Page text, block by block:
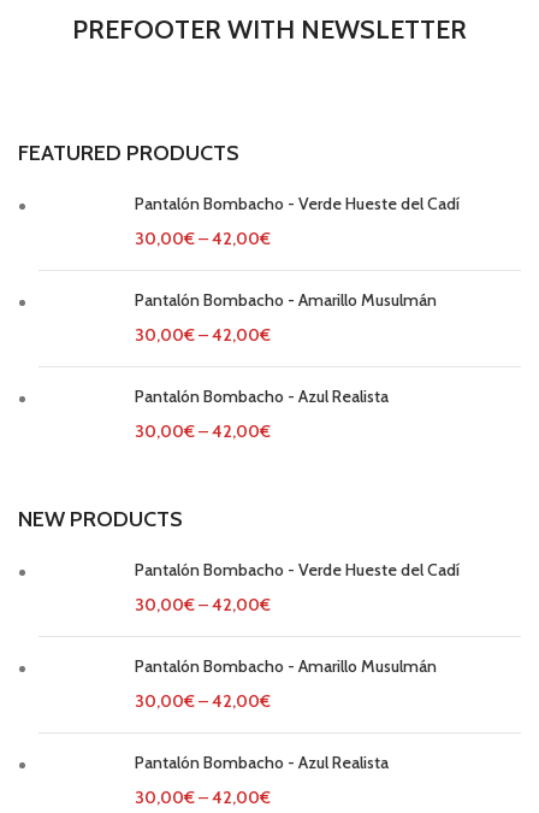
PREFOOTER WITH NEWSLETTER
FEATURED PRODUCTS
Pantalón Bombacho - Verde Hueste del Cadí
30,00€–42,00€
Pantalón Bombacho - Amarillo Musulmán
30,00€–42,00€
Pantalón Bombacho - Azul Realista
30,00€–42,00€
NEW PRODUCTS
Pantalón Bombacho - Verde Hueste del Cadí
30,00€–42,00€
Pantalón Bombacho - Amarillo Musulmán
30,00€–42,00€
Pantalón Bombacho - Azul Realista
30,00€–42,00€